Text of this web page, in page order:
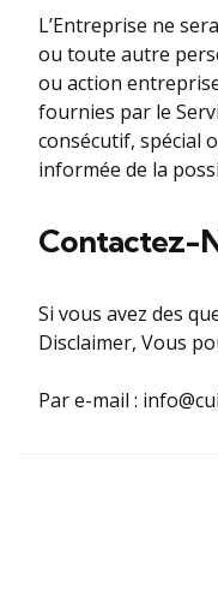
L’Entreprise ne
ou toute autre
ou action
fournies par le
consécutif, spécial
informée de la
Contactez-
Si vous avez des
Disclaimer, Vous
Par e-mail :